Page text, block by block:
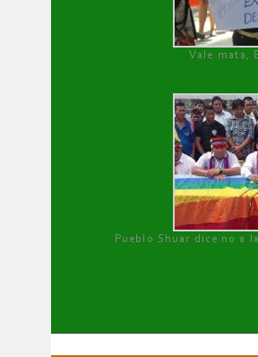
Vale mata,
Pueblo Shuar dice no a